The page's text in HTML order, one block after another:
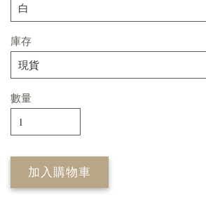
庫存
數量
加入購物車